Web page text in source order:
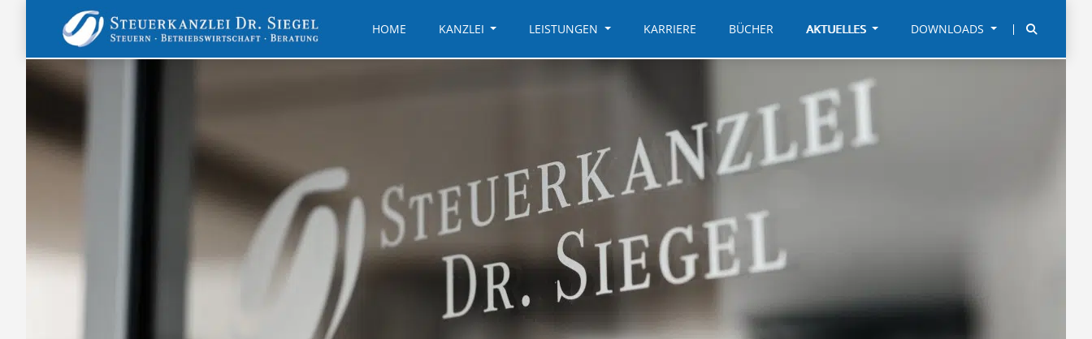
HOME KANZLEI LEISTUNGEN KARRIERE BÜCHER AKTUELLES DOWNLOADS